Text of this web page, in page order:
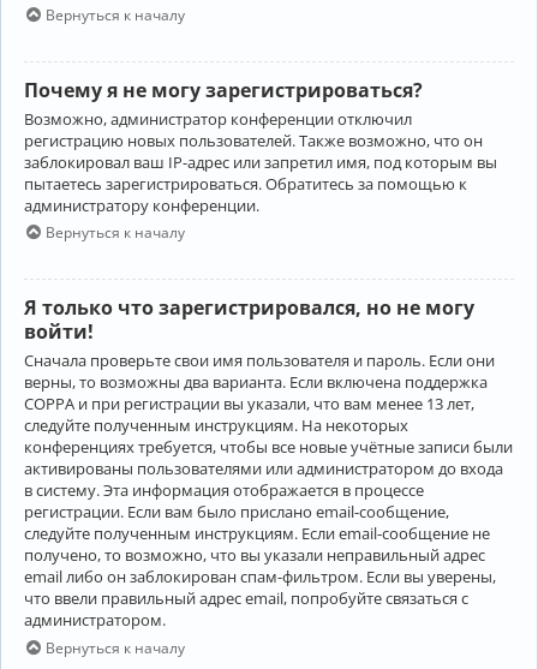
Вернуться к началу
Почему я не могу зарегистрироваться?
Возможно, администратор конференции отключил
регистрацию новых пользователей. Также возможно, что он
заблокировал ваш IP-адрес или запретил имя, под которым вы
пытаетесь зарегистрироваться. Обратитесь за помощью к
администратору конференции.
Вернуться к началу
Я только что зарегистрировался, но не могу
войти!
Сначала проверьте свои имя пользователя и пароль. Если они
верны, то возможны два варианта. Если включена поддержка
COPPA и при регистрации вы указали, что вам менее 13 лет,
следуйте полученным инструкциям. На некоторых
конференциях требуется, чтобы все новые учётные записи были
активированы пользователями или администратором до входа
в систему. Эта информация отображается в процессе
регистрации. Если вам было прислано email-сообщение,
следуйте полученным инструкциям. Если email-сообщение не
получено, то возможно, что вы указали неправильный адрес
email либо он заблокирован спам-фильтром. Если вы уверены,
что ввели правильный адрес email, попробуйте связаться с
администратором.
Вернуться к началу